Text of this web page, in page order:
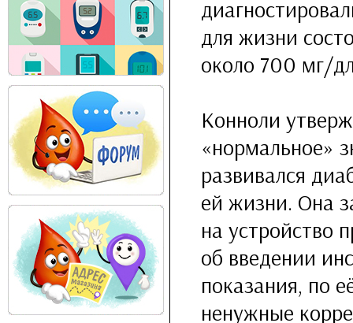
для жизни
около 700 мг/
Конноли
«нормальное»
развивался
ей жизни. Она
на устройство
об введении
показания, по
ненужные